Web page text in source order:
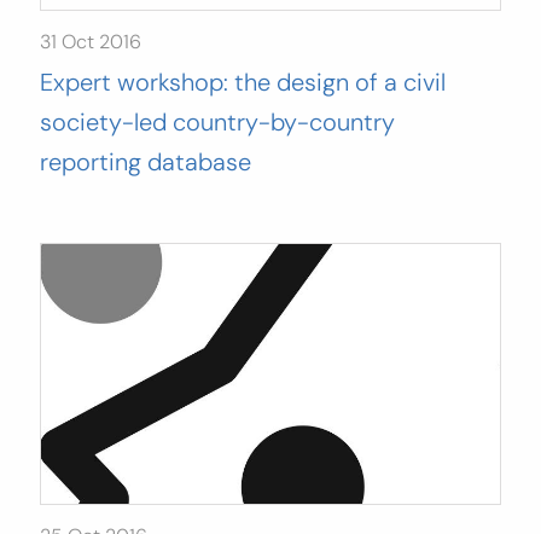
31 Oct 2016
Expert workshop: the design of a civil
society-led country-by-country
reporting database